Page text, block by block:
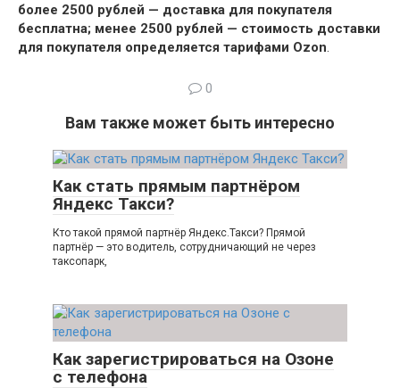
более 2500 рублей — доставка для покупателя
бесплатна; менее 2500 рублей — стоимость доставки
для покупателя определяется тарифами Ozon.
0
Вам также может быть интересно
Как стать прямым партнёром
Яндекс Такси?
Кто такой прямой партнёр Яндекс.Такси? Прямой
партнёр — это водитель, сотрудничающий не через
таксопарк,
Как зарегистрироваться на Озоне
с телефона